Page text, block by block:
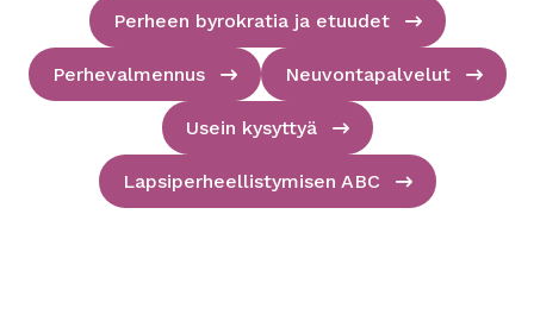
Perheen byrokratia ja etuudet
Perhevalmennus Neuvontapalvelut
Usein kysyttyä
Lapsiperheellistymisen ABC